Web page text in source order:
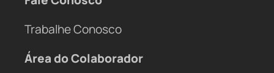
Trabalhe Conosco
Área do Colaborador